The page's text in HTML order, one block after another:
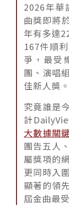
2026年華
曲獎即將
年有多達
167件順
爭，最受
團、演唱
佳新人獎。
究竟誰是
計
大數據關
團告五人
屬獎項的
更同時入
顯著的領
屆金曲最